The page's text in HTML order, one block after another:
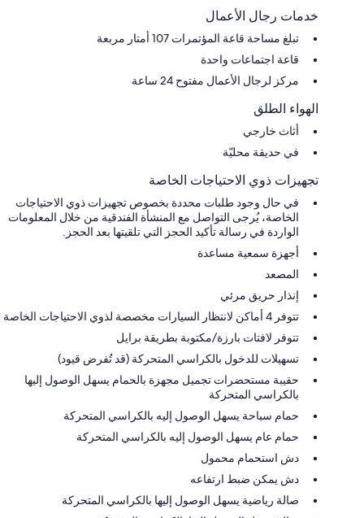
خدمات رجال الأعمال
تبلغ مساحة قاعة المؤتمرات 107 أمتار مربعة
قاعة اجتماعات واحدة
مركز لرجال الأعمال مفتوح 24 ساعة
الهواء الطلق
أثاث خارجي
في حديقة محليّة
تجهيزات ذوي الاحتياجات الخاصة
في حال وجود طلبات محددة بخصوص تجهيزات ذوي الاحتياجات
الخاصة، يُرجى التواصل مع المنشأة الفندقية من خلال المعلومات
الواردة في رسالة تأكيد الحجز التي تلقيتها بعد الحجز.
أجهزة سمعية مساعدة
المصعد
إنذار حريق مرئي
تتوفر 4 أماكن لانتظار السيارات مخصصة لذوي الاحتياجات الخاصة
تتوفر لافتات بارزة/مكتوبة بطريقة برايل
تسهيلات للدخول بالكراسي المتحركة (قد تُفرض قيود)
حقيبة مستحضرات تجميل مجهزة بالحمام يسهل الوصول إليها
بالكراسي المتحركة
حمام سباحة يسهل الوصول إليه بالكراسي المتحركة
حمام عام يسهل الوصول إليه بالكراسي المتحركة
دش استحمام محمول
دش يمكن ضبط ارتفاعه
صالة رياضية يسهل الوصول إليها بالكراسي المتحركة